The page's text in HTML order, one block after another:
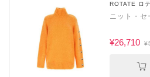
ROTATE ロ
ニット・セ
¥26,710